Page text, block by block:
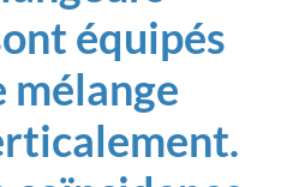
équipés
mélange